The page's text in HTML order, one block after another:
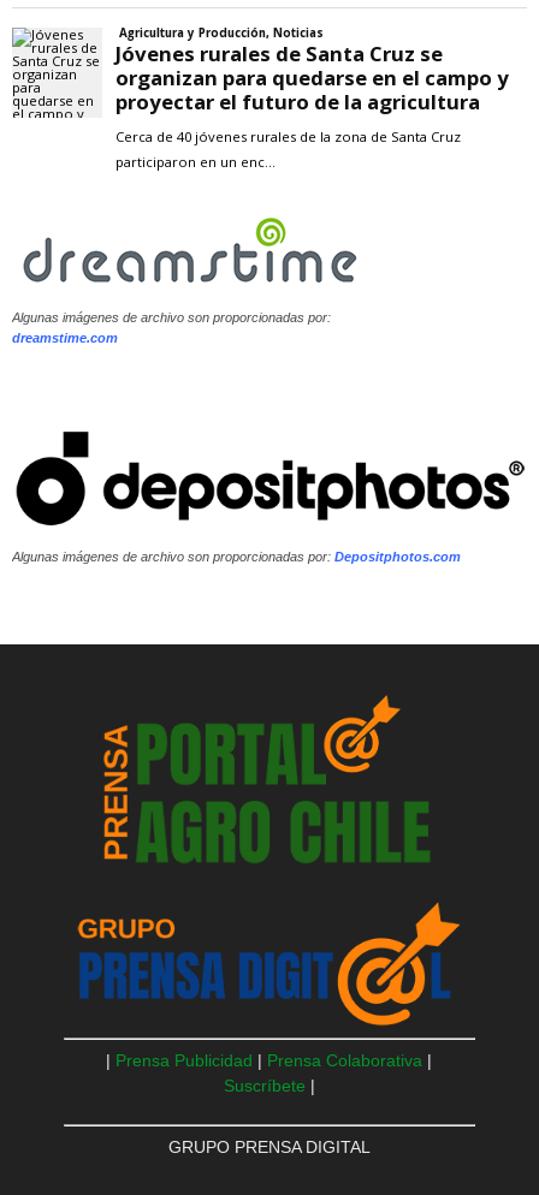
Algunas imágenes de archivo son proporcionadas por:
dreamstime.com
Algunas imágenes de archivo son proporcionadas por: Depositphotos.com
| Prensa Publicidad | Prensa Colaborativa |
Suscríbete |
GRUPO PRENSA DIGITAL